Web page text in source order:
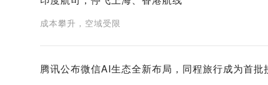
成本攀升，空域受限
腾讯公布微信AI生态全新布局，同程旅行成为首批